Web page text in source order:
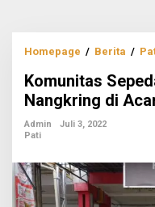
Homepage / Berita /
Komunitas
Nangkring di
Admin
Juli 3, 2022
Pati